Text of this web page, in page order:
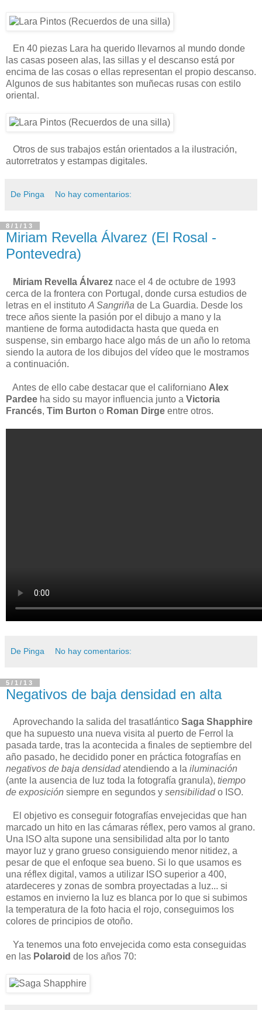
En 40 piezas Lara ha querido llevarnos al mundo donde
las casas poseen alas, las sillas y el descanso está por
encima de las cosas o ellas representan el propio descanso.
Algunos de sus habitantes son muñecas rusas con estilo
oriental.
Otros de sus trabajos están orientados a la ilustración,
autorretratos y estampas digitales.
De Pinga No hay comentarios:
8/1/13
Miriam Revella Álvarez (El Rosal -
Pontevedra)
Miriam Revella Álvarez nace el 4 de octubre de 1993
cerca de la frontera con Portugal, donde cursa estudios de
letras en el instituto A Sangriña de La Guardia. Desde los
trece años siente la pasión por el dibujo a mano y la
mantiene de forma autodidacta hasta que queda en
suspense, sin embargo hace algo más de un año lo retoma
siendo la autora de los dibujos del vídeo que le mostramos
a continuación.
Antes de ello cabe destacar que el californiano Alex
Pardee ha sido su mayor influencia junto a Victoria
Francés, Tim Burton o Roman Dirge entre otros.
De Pinga No hay comentarios:
5/1/13
Negativos de baja densidad en alta
Aprovechando la salida del trasatlántico Saga Shapphire
que ha supuesto una nueva visita al puerto de Ferrol la
pasada tarde, tras la acontecida a finales de septiembre del
año pasado, he decidido poner en práctica fotografías en
negativos de baja densidad atendiendo a la iluminación
(ante la ausencia de luz toda la fotografía granula), tiempo
de exposición siempre en segundos y sensibilidad o ISO.
El objetivo es conseguir fotografías envejecidas que han
marcado un hito en las cámaras réflex, pero vamos al grano.
Una ISO alta supone una sensibilidad alta por lo tanto
mayor luz y grano grueso consiguiendo menor nitidez, a
pesar de que el enfoque sea bueno. Si lo que usamos es
una réflex digital, vamos a utilizar ISO superior a 400,
atardeceres y zonas de sombra proyectadas a luz... si
estamos en invierno la luz es blanca por lo que si subimos
la temperatura de la foto hacia el rojo, conseguimos los
colores de principios de otoño.
Ya tenemos una foto envejecida como esta conseguidas
en las Polaroid de los años 70: